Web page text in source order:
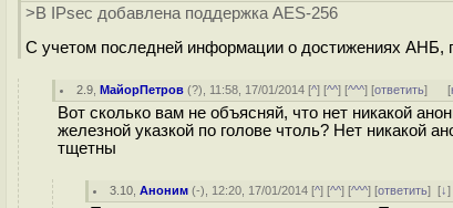
>В IPsec добавлена поддержка AES-256
С учетом последней информации о достижениях АНБ,
2.9 ,МайорПетров (?), 11:58, 17/01/2014 [^] [^^] [^^^] [ответить] [
Вот сколько вам не объясняй, что нет никакой
железной указкой по голове чтоль? Нет никакой
тщетны
3.10 ,Аноним (-), 12:20, 17/01/2014 [^] [^^] [^^^] [ответить][↓